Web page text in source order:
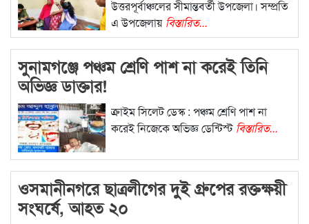
উত্তরপূর্বাঞ্চলের সীমান্তবর্তী উপজেলা। সম্প্রতি
এ উপজেলায় বিস্তারিত...
সুনামগঞ্জে পঞ্চম শ্রেণি পাশ না করেই তিনি
অভিজ্ঞ ডাক্তার!
ক্রাইম সিলেট ডেস্ক : পঞ্চম শ্রেণি পাশ না
করেই নিজেকে অভিজ্ঞ ডেন্টিস্ট বিস্তারিত...
ওসমানীনগরে ছাত্রলীগের দুই গ্রুপের রক্তক্ষয়ী
সংঘর্ষে, আহত ২০